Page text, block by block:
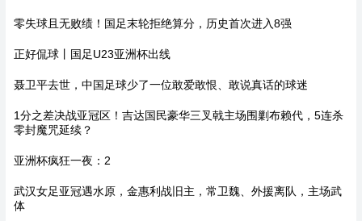
零失球且无败绩！国足末轮拒绝算分，历史首次进入8强
正好侃球丨国足U23亚洲杯出线
聂卫平去世，中国足球少了一位敢爱敢恨、敢说真话的球迷
1分之差决战亚冠区！吉达国民豪华三叉戟主场围剿布赖代，5连杀
零封魔咒延续？
亚洲杯疯狂一夜：2
武汉女足亚冠遇水原，金惠利战旧主，常卫魏、外援离队，主场武
体